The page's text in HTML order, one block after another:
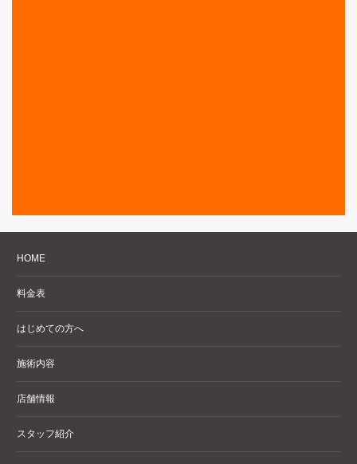
HOME
料金表
はじめての方へ
施術内容
店舗情報
スタッフ紹介